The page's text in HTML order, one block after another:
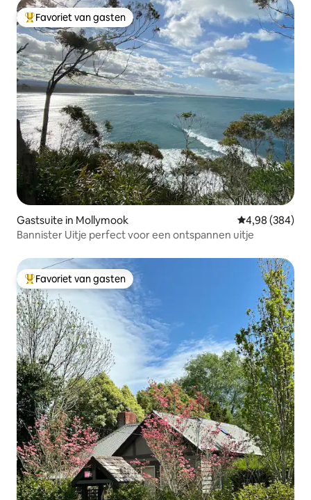
Topfavoriet van gasten
Favoriet van gasten
Gastsuite in Mollymook Gemiddelde
4,98 (384)
Bannister Uitje perfect voor een ontspannen uitje
Topfavoriet van gasten
Favoriet van gasten